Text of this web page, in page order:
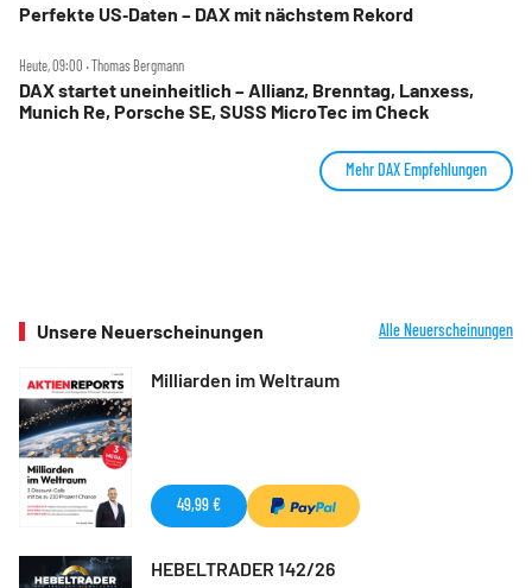
Perfekte US‑Daten – DAX mit nächstem Rekord
Heute, 09:00 ‧ Thomas Bergmann
DAX startet uneinheitlich – Allianz, Brenntag, Lanxess,
Munich Re, Porsche SE, SUSS MicroTec im Check
Mehr DAX Empfehlungen
Unsere Neuerscheinungen Alle Neuerscheinungen
Milliarden im Weltraum
49,99 €
HEBELTRADER 142/26